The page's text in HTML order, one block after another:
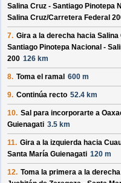
Salina Cruz - Santiago Pinotepa
Salina Cruz/Carretera Federal
7. Gira a la derecha hacia Salina
Santiago Pinotepa Nacional -
200 126 km
8. Toma el ramal 600 m
9. Continúa recto 52.4 km
10. Sal para incorporarte a
Guienagati 3.5 km
11. Gira a la izquierda hacia
Santa María Guienagati 120 m
12. Toma la primera a la